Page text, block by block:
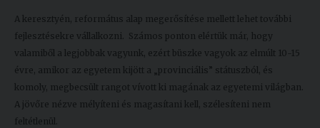
A keresztyén, református alap megerősítése mellett lehet további
fejlesztésekre vállalkozni. Számos ponton elértük már, hogy
valamiből a legjobbak vagyunk, ezért büszke vagyok az elmúlt 10-15
évre, amikor az egyetem kijött a „provinciális” státuszból, és
komoly, megbecsült rangot vívott ki magának az egyetemi világban.
A jövőre nézve mélyíteni és magasítani kell, szélesíteni nem
feltétlenül.